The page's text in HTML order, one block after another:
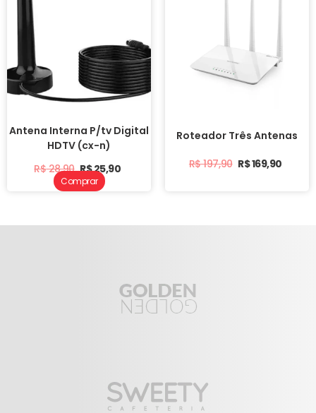
Antena Interna P/tv Digital
HDTV (cx-n)
R$28,90 R$25,90
Roteador Três Antenas
R$197,90 R$169,90
Comprar